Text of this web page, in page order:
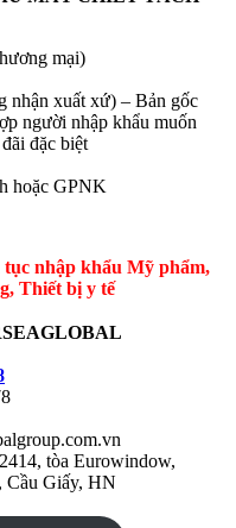
mại)
nhận xuất xứ) – Bản gốc
người nhập khẩu muốn
đặc biệt
hoặc GPNK
nhập khẩu Mỹ phẩm,
Thiết bị y tế
tòa Eurowindow,
Cầu Giấy, HN